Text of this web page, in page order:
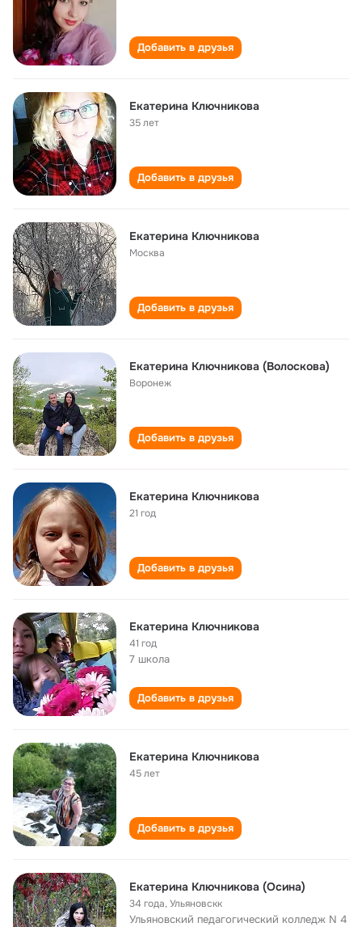
Добавить в друзья
Екатерина Ключникова
35 лет
Добавить в друзья
Екатерина Ключникова
Москва
Добавить в друзья
Екатерина Ключникова (Волоскова)
Воронеж
Добавить в друзья
Екатерина Ключникова
21 год
Добавить в друзья
Екатерина Ключникова
41 год
7 школа
Добавить в друзья
Екатерина Ключникова
45 лет
Добавить в друзья
Екатерина Ключникова (Осина)
34 года,Ульяновскк
Ульяновский педагогический колледж N 4